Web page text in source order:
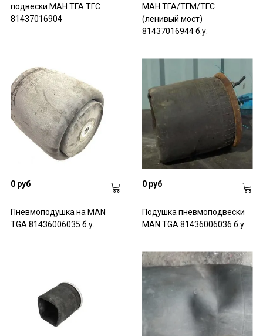
подвески МАН ТГА ТГС
81437016904
МАН ТГА/ТГМ/ТГС
(ленивый мост)
81437016944 б.у.
0 руб
Пневмоподушка на MAN
TGA 81436006035 б.у.
0 руб
Подушка пневмоподвески
MAN TGA 81436006036 б.у.